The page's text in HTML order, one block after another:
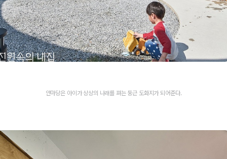
안마당은 아이가 상상의 나래를 펴는 둥근 도화지가 되어준다.